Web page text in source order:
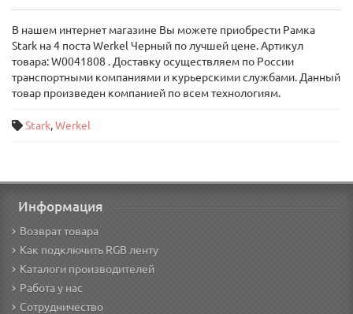
В нашем интернет магазине Вы можете приобрести Рамка
Stark на 4 поста Werkel Черный по лучшей цене. Артикул
товара: W0041808 . Доставку осуществляем по России
транспортными компаниями и курьерскими службами. Данный
товар произведен компанией по всем технологиям.
Stark,Werkel
Информация
Возврат товара
Как подключить RGB ленту
Каталоги производителей
Работа у нас
Сотрудничество